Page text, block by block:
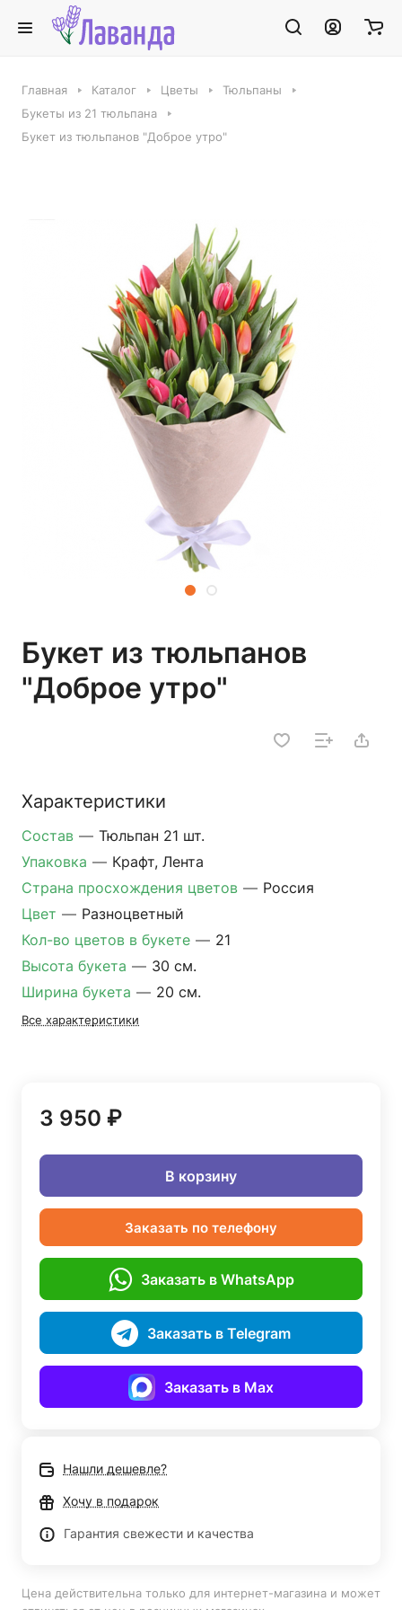
Главная Каталог Цветы
Тюльпаны
Букеты из 21 тюльпана
Букет из тюльпанов "Доброе утро"
Букет из тюльпанов
"Доброе утро"
Характеристики
Состав — Тюльпан 21 шт.
Упаковка — Крафт, Лента
Страна просхождения цветов — Россия
Цвет — Разноцветный
Кол-во цветов в букете — 21
Высота букета — 30 см.
Ширина букета — 20 см.
Все характеристики
3 950 ₽
В корзину
Заказать по телефону
Заказать в WhatsApp
Заказать в Telegram
Заказать в Max
Нашли дешевле?
Хочу в подарок
Гарантия свежести и качества
Цена действительна только для интернет-магазина и может